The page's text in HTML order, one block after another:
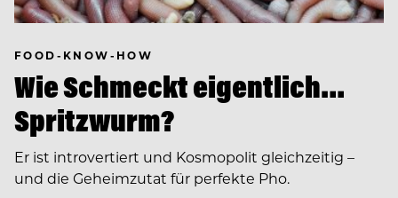
FOOD-KNOW-HOW
Wie Schmeckt eigentlich…
Spritzwurm?
Er ist introvertiert und Kosmopolit gleichzeitig –
und die Geheimzutat für perfekte Pho.